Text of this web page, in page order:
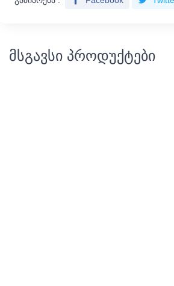
მსგავსი პროდუქტები